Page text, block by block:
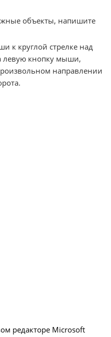
объекты, напишите
к круглой стрелке над
левую кнопку мыши,
направлении
редакторе Microsoft